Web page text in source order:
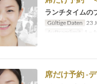
ランチタイムの
Gültige Daten 23
Auftragslimit
1 ~
席だけ予約 -